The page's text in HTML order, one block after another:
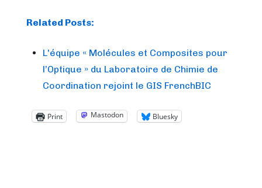
Related Posts:
L'équipe « Molécules et Composites pour
l’Optique » du Laboratoire de Chimie de
Coordination rejoint le GIS FrenchBIC
Print Mastodon Bluesky